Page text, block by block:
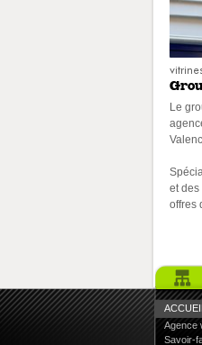
Le groupe Victor Hugo compte aujourd'hui plusieurs
Spécialisé dans la mutuelle auprès des professionnels
et des
offres
ACCUEIL
Agence
Savoir-